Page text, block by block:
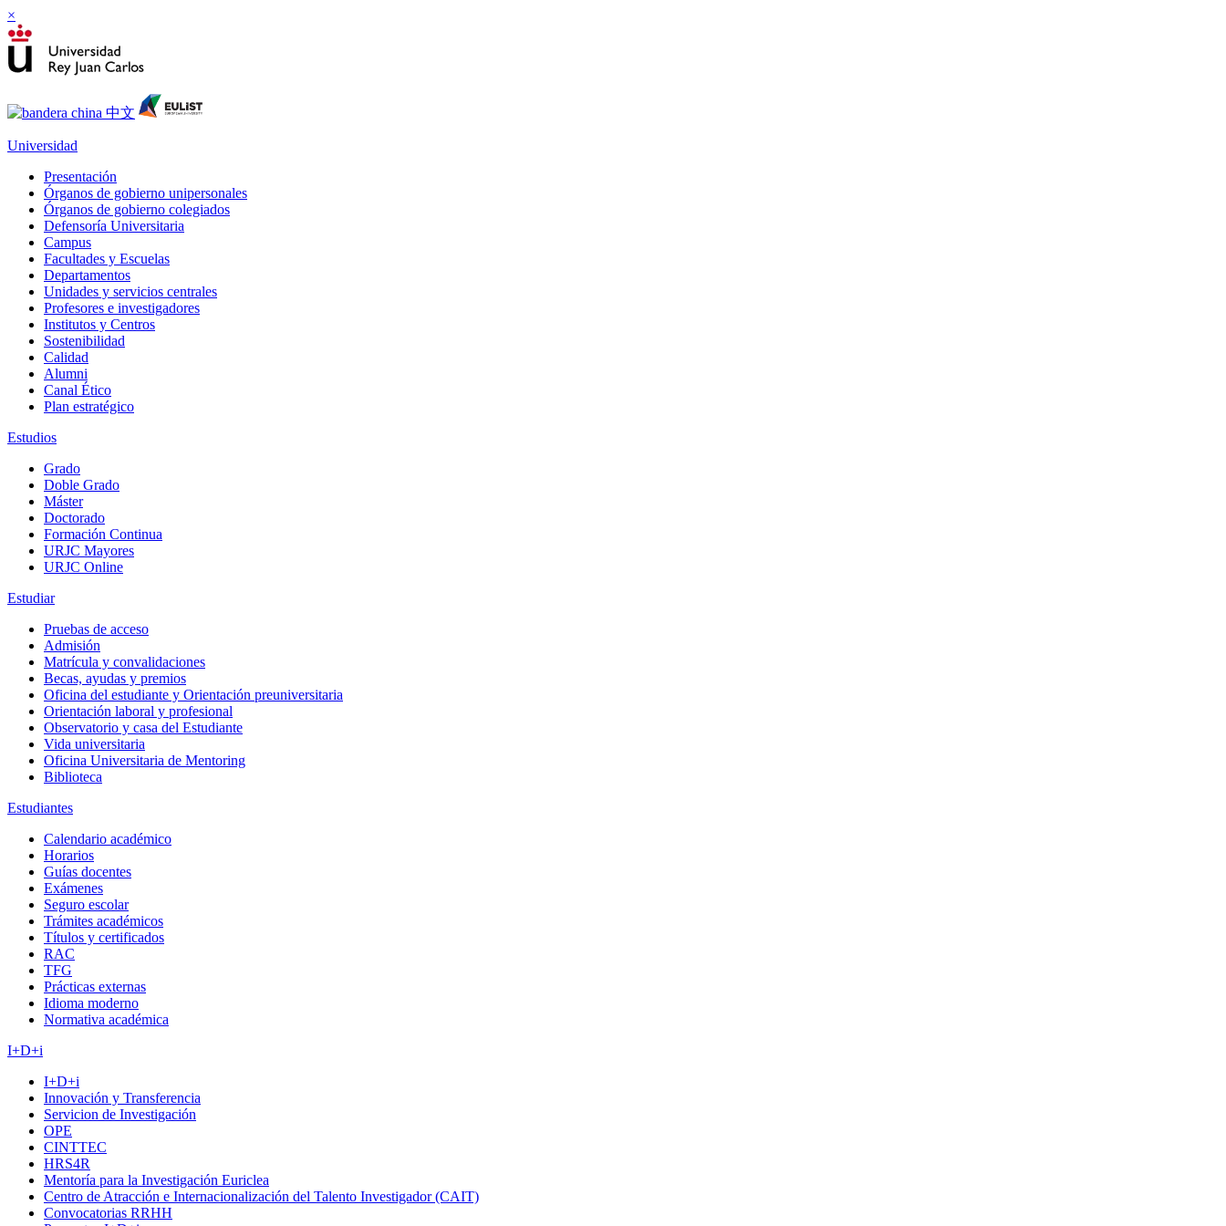
×
Universidad
Presentación
Órganos de gobierno unipersonales
Órganos de gobierno colegiados
Defensoría Universitaria
Campus
Facultades y Escuelas
Departamentos
Unidades y servicios centrales
Profesores e investigadores
Institutos y Centros
Sostenibilidad
Calidad
Alumni
Canal Ético
Plan estratégico
Estudios
Grado
Doble Grado
Máster
Doctorado
Formación Continua
URJC Mayores
URJC Online
Estudiar
Pruebas de acceso
Admisión
Matrícula y convalidaciones
Becas, ayudas y premios
Oficina del estudiante y Orientación preuniversitaria
Orientación laboral y profesional
Observatorio y casa del Estudiante
Vida universitaria
Oficina Universitaria de Mentoring
Biblioteca
Estudiantes
Calendario académico
Horarios
Guías docentes
Exámenes
Seguro escolar
Trámites académicos
Títulos y certificados
RAC
TFG
Prácticas externas
Idioma moderno
Normativa académica
I+D+i
I+D+i
Innovación y Transferencia
Servicion de Investigación
OPE
CINTTEC
HRS4R
Mentoría para la Investigación Euriclea
Centro de Atracción e Internacionalización del Talento Investigador (CAIT)
Convocatorias RRHH